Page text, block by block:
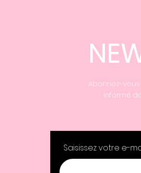
Abonnez-
informé
Saisissez votre e-